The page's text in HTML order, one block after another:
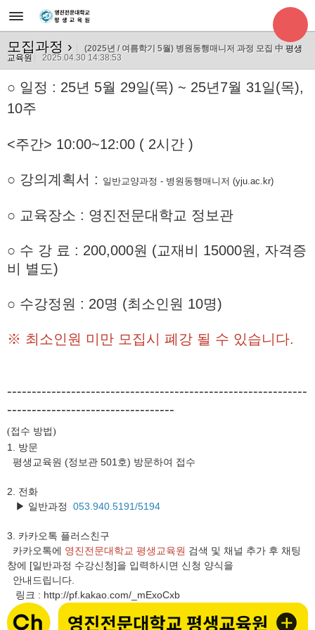
모집과정 › (2025년 / 여름학기 5월) 병원동행매니저 과정 모집 中 평생
교육원
2025.04.30 14:38:53
○ 일정 : 25년 5월 29일(목) ~ 25년7월 31일(목),
10주
<주간> 10:00~12:00 ( 2시간 )
○ 강의계획서 : 일반교양과정 - 병원동행매니저 (yju.ac.kr)
○ 교육장소 : 영진전문대학교 정보관
○ 수 강 료 : 200,000원 (교재비 15000원, 자격증
비 별도)
○ 수강정원 : 20명 (최소인원 10명)
※ 최소인원 미만 모집시 폐강 될 수 있습니다.
-------------------------------------------------------------
----------------------------------
(접수 방법)
1. 방문
평생교육원 (정보관 501호) 방문하여 접수
2. 전화
▶ 일반과정
053.940.5191/5194
3. 카카오톡 플러스친구
카카오톡에 영진전문대학교 평생교육원 검색 및 채널 추가 후 채팅
창에 [일반과정 수강신청]을 입력하시면 신청 양식을
안내드립니다.
링크 : http://pf.kakao.com/_mExoCxb